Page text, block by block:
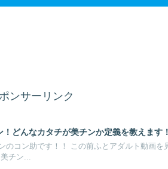
ンサーリンク
どんなカタチが美チンか定義を教えます！
のコン助です！！ この前ふとアダルト動画を
チン...